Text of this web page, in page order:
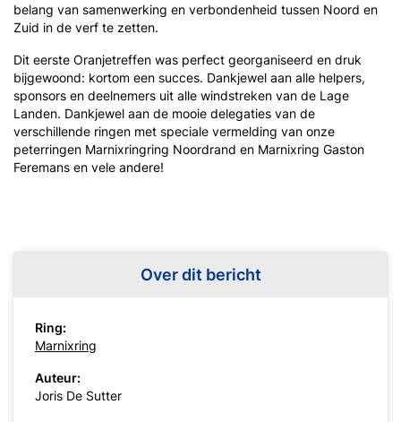
belang van samenwerking en verbondenheid tussen Noord en
Zuid in de verf te zetten.
Dit eerste Oranjetreffen was perfect georganiseerd en druk
bijgewoond: kortom een succes. Dankjewel aan alle helpers,
sponsors en deelnemers uit alle windstreken van de Lage
Landen. Dankjewel aan de mooie delegaties van de
verschillende ringen met speciale vermelding van onze
peterringen Marnixringring Noordrand en Marnixring Gaston
Feremans en vele andere!
Over dit bericht
Ring:
Marnixring
Auteur:
Joris De Sutter